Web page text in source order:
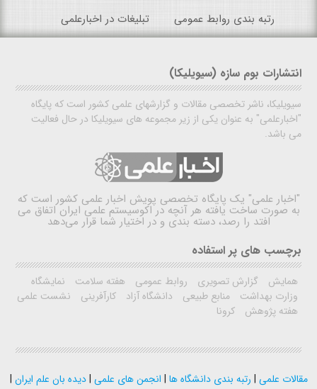
رتبه بندی روابط عمومی تبلیغات در اخبارعلمی
انتشارات بوم سازه (سیویلیکا)
سیویلیکا، ناشر تخصصی مقالات و گزارشهای علمی کشور است که پایگاه
"اخبارعلمی" به عنوان یکی از زیر مجموعه های سیویلیکا در حال فعالیت
می باشد.
"اخبار علمی" یک پایگاه تخصصی پویش اخبار علمی کشور است که
به صورت ساخت یافته هر آنچه در اکوسیستم علمی ایران اتفاق می
افتد را رصد، دسته بندی و در اختیار شما قرار می‌دهد
برچسب های پر استفاده
همایش گزارش تصویری روابط عمومی هفته سلامت
نمایشگاه
وزارت بهداشت
منابع طبیعی دانشگاه آزاد کارآفرینی
نشست علمی
هفته پژوهش
کرونا
مقالات علمی | رتبه بندی دانشگاه ها | انجمن های علمی |دیده بان علم ایران |